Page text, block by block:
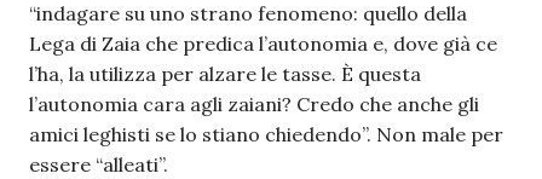
“indagare su uno strano fenomeno: quello della
Lega di Zaia che predica l’autonomia e, dove già ce
l’ha, la utilizza per alzare le tasse. È questa
l’autonomia cara agli zaiani? Credo che anche gli
amici leghisti se lo stiano chiedendo”. Non male per
essere “alleati”.